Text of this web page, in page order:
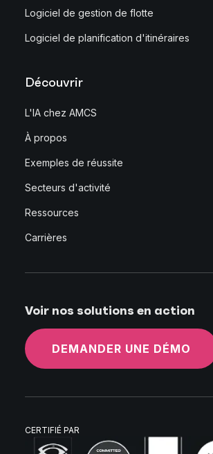
Logiciel de gestion de flotte
Logiciel de planification d'itinéraires
Découvrir
L'IA chez AMCS
À propos
Exemples de réussite
Secteurs d'activité
Ressources
Carrières
Voir nos solutions en action
DEMANDER UNE DÉMO
CERTIFIÉ PAR